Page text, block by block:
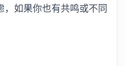
如果你也有共鸣或不同